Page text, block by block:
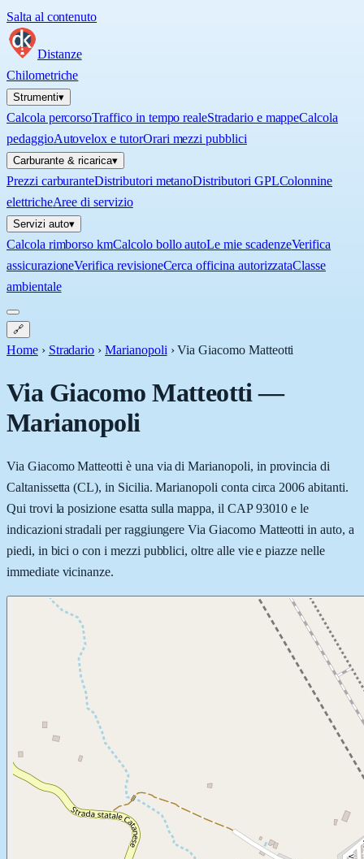
Salta al contenuto
Distanze
Chilometriche
Strumenti▾
Calcola percorsoTraffico in tempo realeStradario e mappeCalcola
pedaggioAutovelox e tutorOrari mezzi pubblici
Carburante & ricarica▾
Prezzi carburanteDistributori metanoDistributori GPLColonnine
elettricheAree di servizio
Servizi auto▾
Calcola rimborso kmCalcolo bollo autoLe mie scadenzeVerifica
assicurazioneVerifica revisioneCerca officina autorizzataClasse
ambientale
🔗
Home › Stradario › Marianopoli ›Via Giacomo Matteotti
Via Giacomo Matteotti—
Marianopoli
Via Giacomo Matteotti è una via di Marianopoli, in provincia di
Caltanissetta (CL), in Sicilia. Marianopoli conta circa 2006 abitanti.
Qui trovi la posizione esatta sulla mappa, il CAP 93010 e le
indicazioni stradali per raggiungere Via Giacomo Matteotti in auto, a
piedi, in bici o con i mezzi pubblici, oltre alle vie e piazze nelle
immediate vicinanze.